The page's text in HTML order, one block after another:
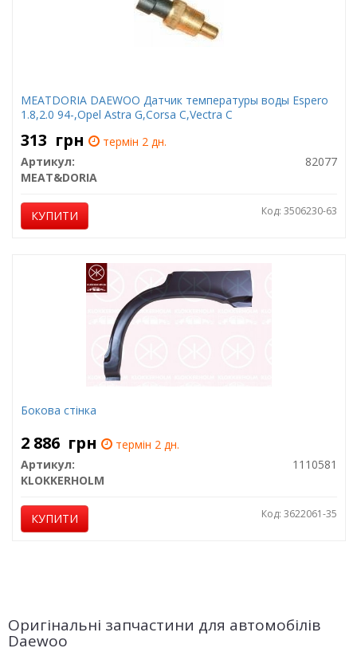
MEATDORIA DAEWOO Датчик температуры воды Espero
1.8,2.0 94-,Opel Astra G,Corsa C,Vectra C
313 грн
термін 2 дн.
Артикул:
82077
MEAT&DORIA
КУПИТИ Код: 3506230-63
Бокова стінка
2 886 грн
термін 2 дн.
Артикул:
1110581
KLOKKERHOLM
КУПИТИ Код: 3622061-35
Оригінальні запчастини для автомобілів
Daewoo